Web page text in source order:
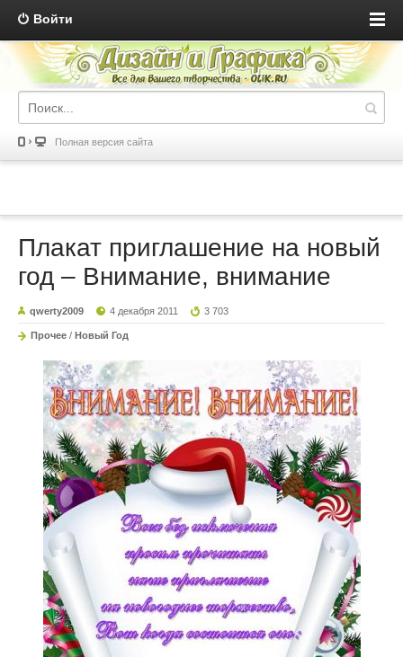
Войти
Полная версия сайта
Плакат приглашение на новый
год – Внимание, внимание
qwerty2009 4 декабря 2011 3 703
Прочее / Новый Год